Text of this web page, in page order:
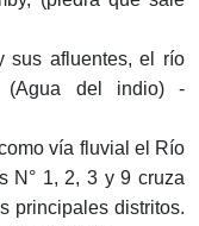
sus afluentes, el río
(Agua del indio) -
vía fluvial el Río
N° 1, 2, 3 y 9 cruza
principales distritos.